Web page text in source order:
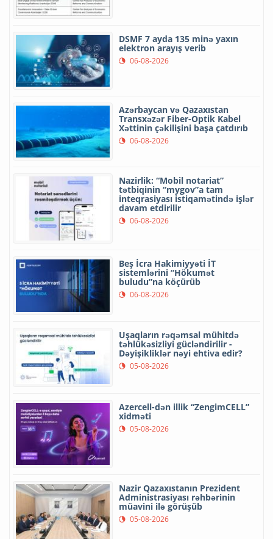
DSMF 7 ayda 135 minə yaxın
elektron arayış verib
06-08-2026
Azərbaycan və Qazaxıstan
Transxəzər Fiber-Optik Kabel
Xəttinin çəkilişini başa çatdırıb
06-08-2026
Nazirlik: “Mobil notariat”
tətbiqinin “mygov”a tam
inteqrasiyası istiqamətində işlər
davam etdirilir
06-08-2026
Beş İcra Hakimiyyəti İT
sistemlərini “Hökumət
buludu”na köçürüb
06-08-2026
Uşaqların rəqəmsal mühitdə
təhlükəsizliyi gücləndirilir -
Dəyişikliklər nəyi ehtiva edir?
05-08-2026
Azercell-dən illik “ZengimCELL”
xidməti
05-08-2026
Nazir Qazaxıstanın Prezident
Administrasiyası rəhbərinin
müavini ilə görüşüb
05-08-2026